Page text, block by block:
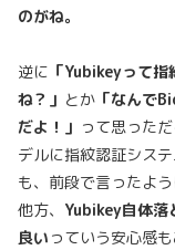
のがね。
逆に 「Yubikeyって
ね？」 とか 「なんで
だよ！」 って思った
デルに指紋認証シス
も、前段で言ったよう
他方、 Yubikey自体落
良い っていう安心感